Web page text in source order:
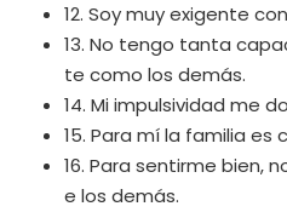
12. Soy muy exigente
13. No tengo tanta
te como los demás.
14. Mi impulsividad me
15. Para mí la familia
16. Para sentirme bien,
e los demás.